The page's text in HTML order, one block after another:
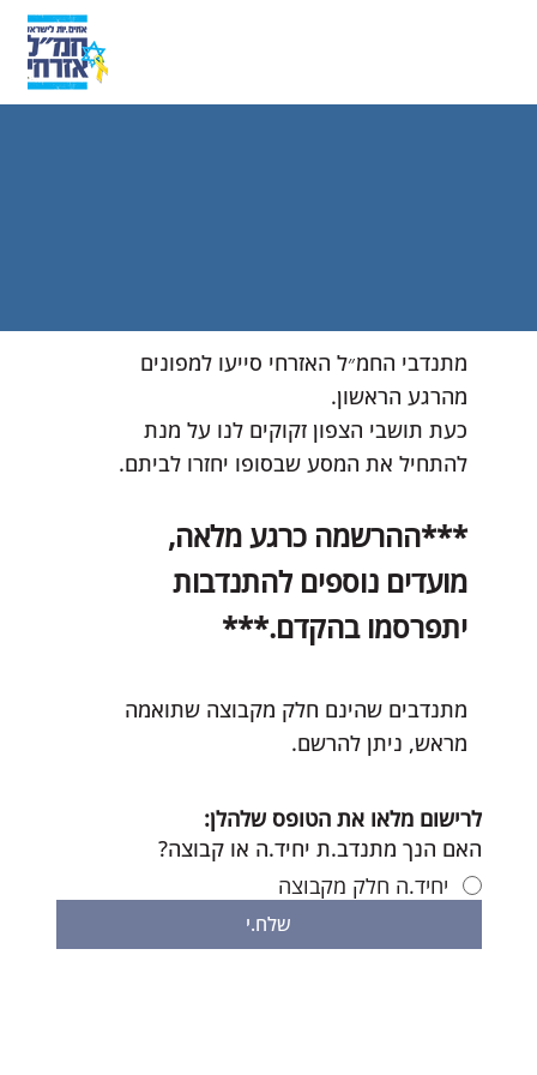
מתנדבי החמ״ל האזרחי סייעו למפונים
מהרגע הראשון.
כעת תושבי הצפון זקוקים לנו על מנת
להתחיל את המסע שבסופו יחזרו לביתם.
***ההרשמה כרגע מלאה,
מועדים נוספים להתנדבות
יתפרסמו בהקדם.***
מתנדבים שהינם חלק מקבוצה שתואמה
מראש, ניתן להרשם.
לרישום מלאו את הטופס שלהלן:
האם הנך מתנדב.ת יחיד.ה או קבוצה?
יחיד.ה חלק מקבוצה
שלח.י